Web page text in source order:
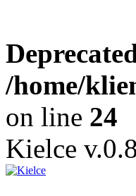
/home/
on line 24
Kielce v.0.8